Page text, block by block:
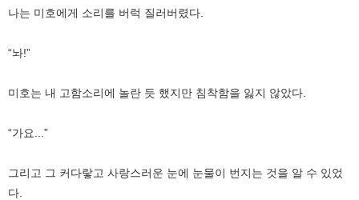
나는 미호에게 소리를 버럭 질러버렸다.
“놔!”
미호는 내 고함소리에 놀란 듯 했지만 침착함을 잃지 않았다.
“가요...”
그리고 그 커다랗고 사랑스러운 눈에 눈물이 번지는 것을 알 수 있었
다.